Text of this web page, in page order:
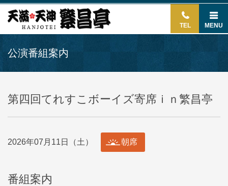
TEL MENU
公演番組案内
第四回てれすこボーイズ寄席ｉｎ繁昌亭
2026年07月11日（土） 朝席
番組案内